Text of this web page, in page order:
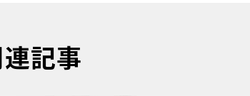
記事